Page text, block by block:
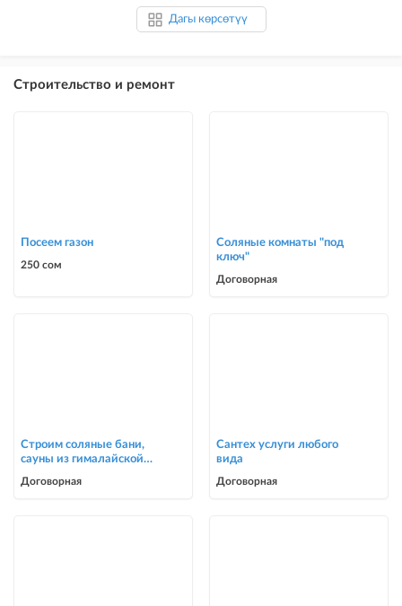
Дагы көрсөтүү
Строительство и ремонт
Посеем газон
250 сом
Соляные комнаты "под
ключ"
Договорная
Строим соляные бани,
сауны из гималайской
Договорная
Сантех услуги любого
вида
Договорная